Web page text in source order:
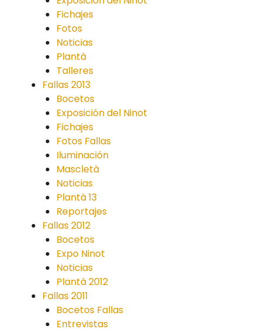
Fichajes
Fotos
Noticias
Plantà
Talleres
Fallas 2013
Bocetos
Exposición del Ninot
Fichajes
Fotos Fallas
Iluminación
Mascletà
Noticias
Plantà 13
Reportajes
Fallas 2012
Bocetos
Expo Ninot
Noticias
Plantà 2012
Fallas 2011
Bocetos Fallas
Entrevistas